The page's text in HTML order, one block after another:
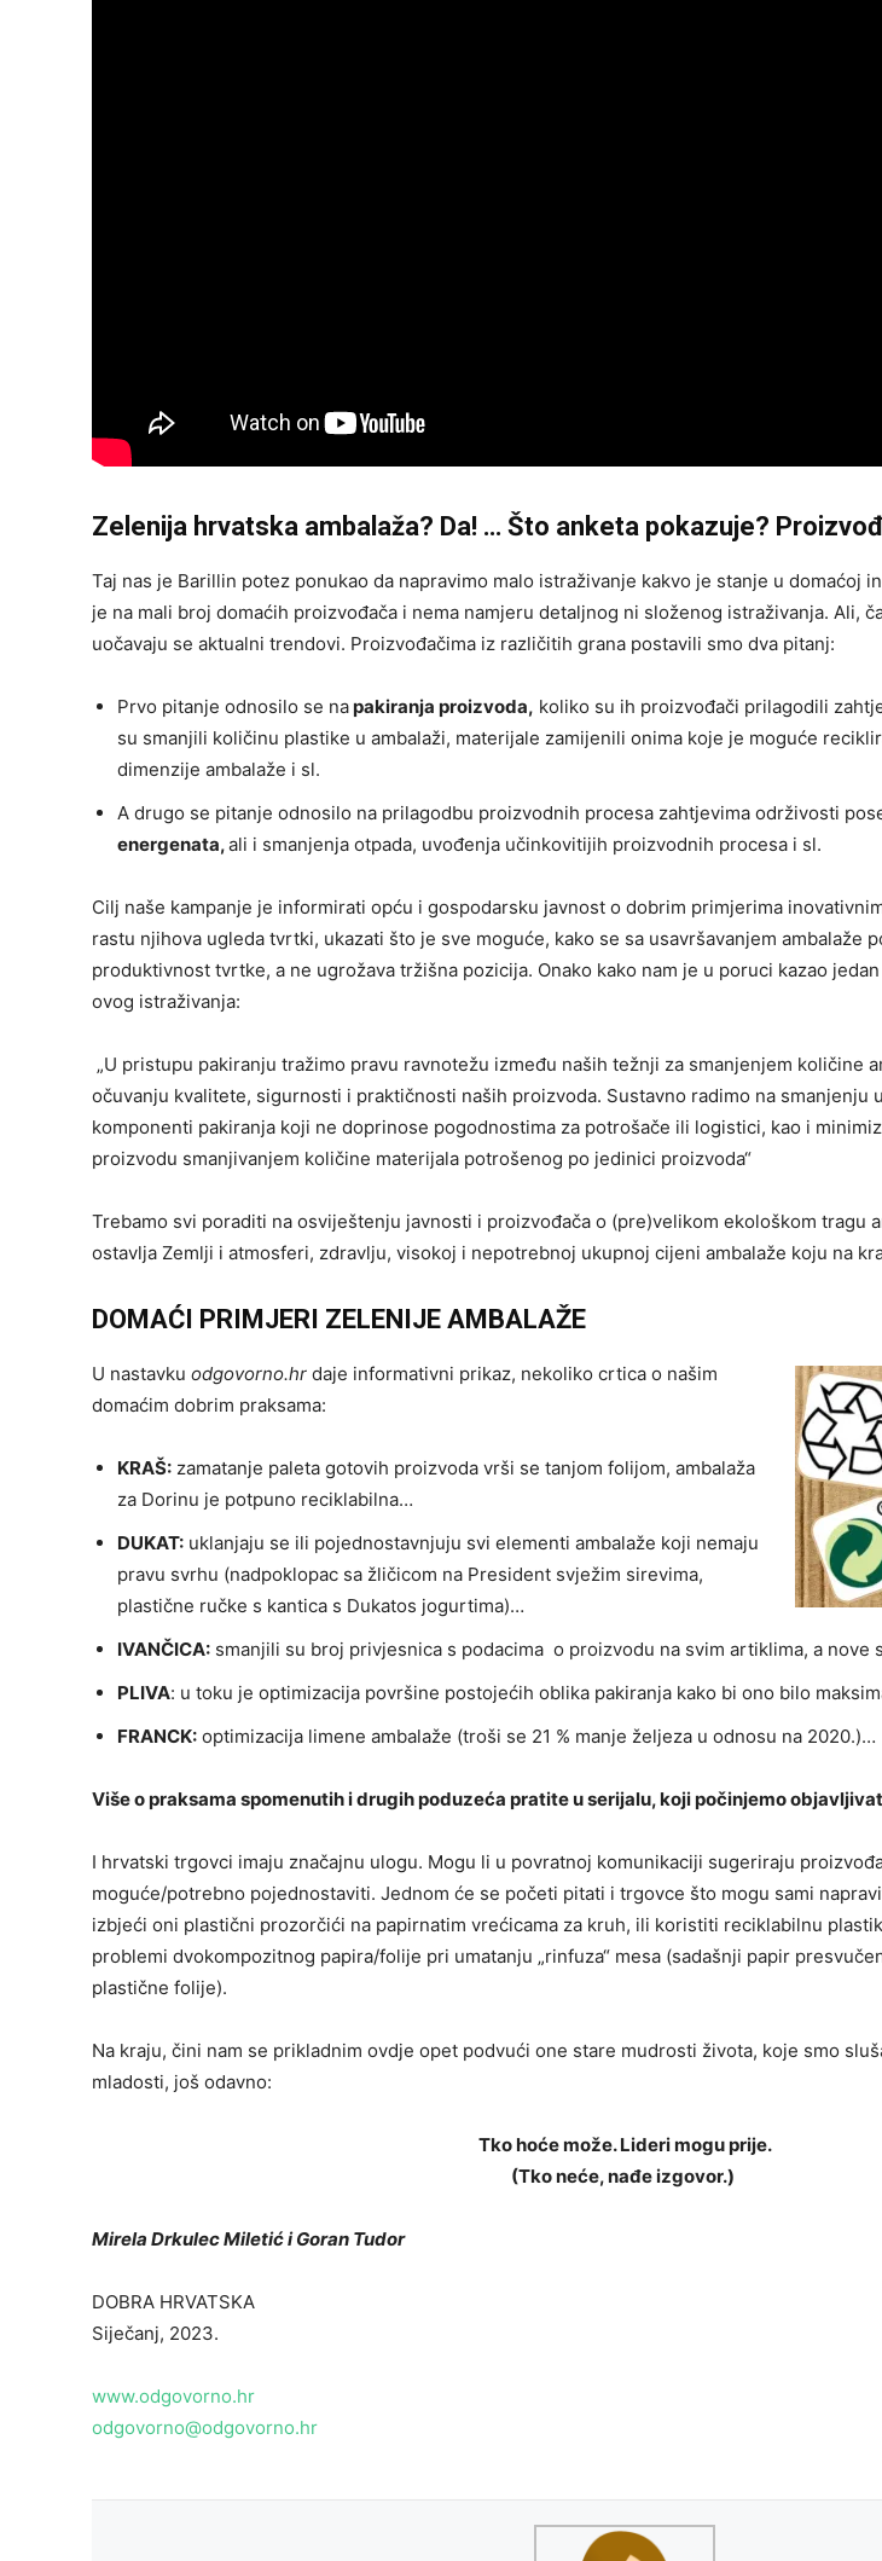
Zelenija hrvatska ambalaža? Da! … Što anketa pokazuje?
Taj nas je Barillin potez ponukao da napravimo malo istraživanje kakvo je stanje u domaćoj
je na mali broj domaćih proizvođača i nema namjeru detaljnog ni složenog istraživanja. Ali,
uočavaju se aktualni trendovi. Proizvođačima iz različitih grana postavili smo dva pitanj:
Prvo pitanje odnosilo se napakiranja proizvoda, koliko su ih proizvođači prilagodili
su smanjili količinu plastike u ambalaži, materijale zamijenili onima koje je moguće
dimenzije ambalaže i sl.
A drugo se pitanje odnosilo na prilagodbu proizvodnih procesa zahtjevima održivosti
energenata,ali i smanjenja otpada, uvođenja učinkovitijih proizvodnih procesa i sl.
Cilj naše kampanje je informirati opću i gospodarsku javnost o dobrim primjerima
rastu njihova ugleda tvrtki, ukazati što je sve moguće, kako se sa usavršavanjem ambalaže
produktivnost tvrtke, a ne ugrožava tržišna pozicija. Onako kako nam je u poruci kazao
ovog istraživanja:
„U pristupu pakiranju tražimo pravu ravnotežu između naših težnji za smanjenjem količine
očuvanju kvalitete, sigurnosti i praktičnosti naših proizvoda. Sustavno radimo na smanjenju
komponenti pakiranja koji ne doprinose pogodnostima za potrošače ili logistici, kao i
proizvodu smanjivanjem količine materijala potrošenog po jedinici proizvoda“
Trebamo svi poraditi na osviještenju javnosti i proizvođača o (pre)velikom ekološkom tragu
ostavlja Zemlji i atmosferi, zdravlju, visokoj i nepotrebnoj ukupnoj cijeni ambalaže koju na
DOMAĆI PRIMJERI ZELENIJE AMBALAŽE
U nastavku odgovorno.hr daje informativni prikaz, nekoliko crtica o našim
domaćim dobrim praksama:
KRAŠ: zamatanje paleta gotovih proizvoda vrši se tanjom folijom, ambalaža
za Dorinu je potpuno reciklabilna…
DUKAT: uklanjaju se ili pojednostavnjuju svi elementi ambalaže koji nemaju
pravu svrhu (nadpoklopac sa žličicom na President svježim sirevima,
plastične ručke s kantica s Dukatos jogurtima)…
IVANČICA: smanjili su broj privjesnica s podacima o proizvodu na svim artiklima, a nove
PLIVA: u toku je optimizacija površine postojećih oblika pakiranja kako bi ono bilo
FRANCK: optimizacija limene ambalaže (troši se 21 % manje željeza u odnosu na 2020.)…
Više o praksama spomenutih i drugih poduzeća pratite u serijalu, koji počinjemo
I hrvatski trgovci imaju značajnu ulogu. Mogu li u povratnoj komunikaciji sugeriraju
moguće/potrebno pojednostaviti. Jednom će se početi pitati i trgovce što mogu sami
izbjeći oni plastični prozorčići na papirnatim vrećicama za kruh, ili koristiti reciklabilnu
problemi dvokompozitnog papira/folije pri umatanju „rinfuza“ mesa (sadašnji papir
plastične folije).
Na kraju, čini nam se prikladnim ovdje opet podvući one stare mudrosti života, koje smo
mladosti, još odavno:
Tko hoće može. Lideri mogu prije.
(Tko neće, nađe izgovor.)
Mirela Drkulec Miletić i Goran Tudor
DOBRA HRVATSKA
Siječanj, 2023.
www.odgovorno.hr
odgovorno@odgovorno.hr